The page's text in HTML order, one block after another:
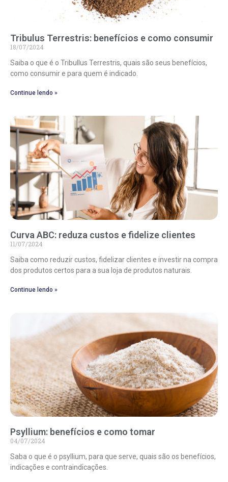
Tribulus Terrestris: benefícios e como consumir
18/07/2024
Saiba o que é o Tribullus Terrestris, quais são seus benefícios,
como consumir e para quem é indicado.
Continue lendo »
Curva ABC: reduza custos e fidelize clientes
11/07/2024
Saiba como reduzir custos, fidelizar clientes e investir na compra
dos produtos certos para a sua loja de produtos naturais.
Continue lendo »
Psyllium: benefícios e como tomar
04/07/2024
Saba o que é o psyllium, para que serve, quais são os benefícios,
indicações e contraindicações.